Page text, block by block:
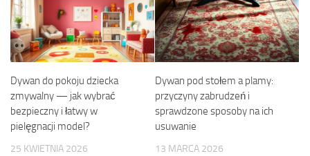
Dywan do pokoju dziecka
zmywalny — jak wybrać
bezpieczny i łatwy w
pielęgnacji model?
25 KWIETNIA 2026
Dywan pod stołem a plamy:
przyczyny zabrudzeń i
sprawdzone sposoby na ich
usuwanie
13 MARCA 2026